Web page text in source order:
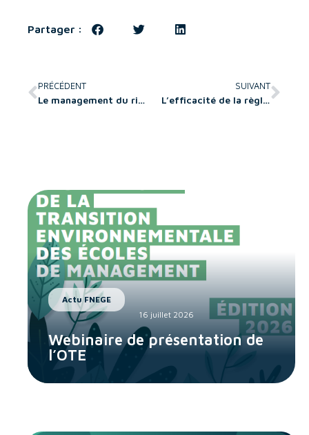
Partager :
PRÉCÉDENT
Le management du risque de contrefaçon pour les PME industrielles internationalisées : une étude exploratoire
SUIVANT
L’efficacité de la règlementation prudentielle a la lumière des accords de Bâle : cas des banques de la zone UEMOA
Actu FNEGE
16 juillet 2026
Webinaire de présentation de
l’OTE